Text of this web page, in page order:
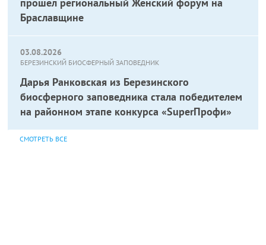
Браславщине
03.08.2026
БЕРЕЗИНСКИЙ БИОСФЕРНЫЙ ЗАПОВЕДНИК
Дарья Ранковская из Березинского
биосферного заповедника стала победителем
на районном этапе конкурса «SuperПрофи»
СМОТРЕТЬ ВСЕ